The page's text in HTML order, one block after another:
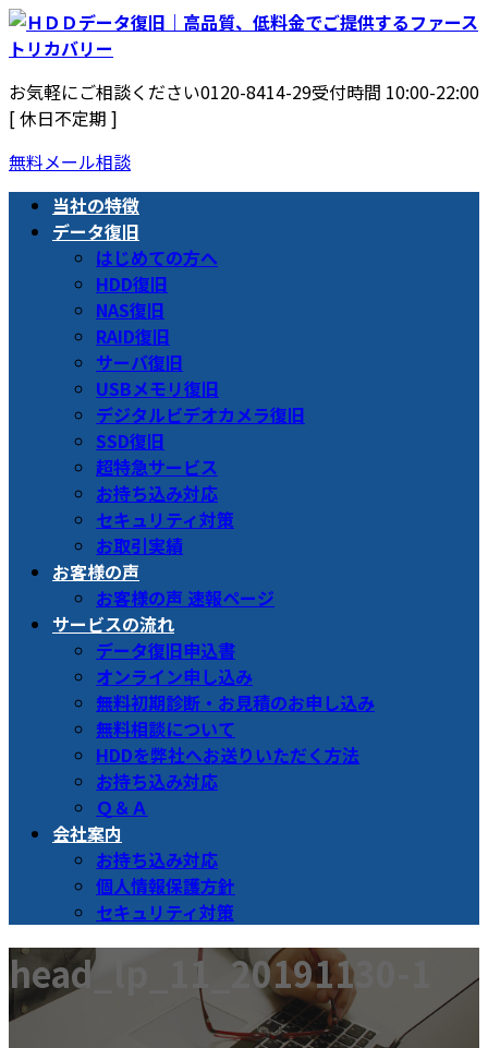
コ
ン
ン
ツ
へ
ス
ナ
ビ
ー
シ
ョ
ン
お気軽にご相談ください0120-8414-29受付時間 10:00-22:00
[ 休日不定期 ]
無料メール相談
当社の特徴
データ復旧
はじめての方へ
HDD復旧
NAS復旧
RAID復旧
サーバ復旧
USBメモリ復旧
デジタルビデオカメラ復旧
SSD復旧
超特急サービス
お持ち込み対応
セキュリティ対策
お取引実績
お客様の声
お客様の声 速報ページ
サービスの流れ
データ復旧申込書
オンライン申し込み
無料初期診断・お見積のお申し込み
無料相談について
HDDを弊社へお送りいただく方法
お持ち込み対応
Ｑ＆Ａ
会社案内
お持ち込み対応
個人情報保護方針
セキュリティ対策
head_lp_11_20191130-1